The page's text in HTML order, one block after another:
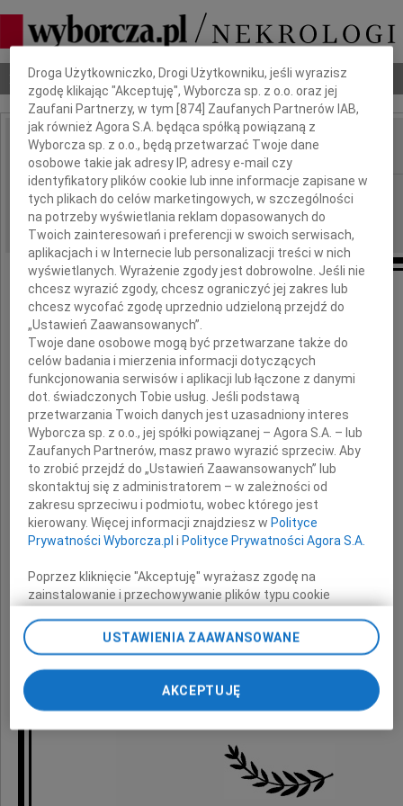
Nekrologi Odeszli Poradnik pogrzebowy
IMIĘ I NAZWISKO:
REGION: Białystok
DATA EMISJI: 14.08.2019
Wyrazy głębokiego współczucia
Panu
Damianowi Raczkowskiemu
z powodu śmierci
Syna
Przewodniczący Rady Miasta Białystok
wraz z Radnymi
Dbamy o Twoją prywatność
Droga Użytkowniczko, Drogi Użytkowniku, jeśli wyrazisz
zgodę klikając "Akceptuję", Wyborcza sp. z o.o. oraz jej
Zaufani Partnerzy, w tym [874 ] Zaufanych Partnerów IAB,
jak również Agora S.A. będąca spółką powiązaną z
Wyborcza sp. z o.o., będą przetwarzać Twoje dane
osobowe takie jak adresy IP, adresy e-mail czy
identyfikatory plików cookie lub inne informacje zapisane w
tych plikach do celów marketingowych, w szczególności
na potrzeby wyświetlania reklam dopasowanych do
Twoich zainteresowań i preferencji w swoich serwisach,
aplikacjach i w Internecie lub personalizacji treści w nich
wyświetlanych. Wyrażenie zgody jest dobrowolne. Jeśli nie
chcesz wyrazić zgody, chcesz ograniczyć jej zakres lub
chcesz wycofać zgodę uprzednio udzieloną przejdź do
„Ustawień Zaawansowanych”.
Twoje dane osobowe mogą być przetwarzane także do
celów badania i mierzenia informacji dotyczących
funkcjonowania serwisów i aplikacji lub łączone z danymi
dot. świadczonych Tobie usług. Jeśli podstawą
przetwarzania Twoich danych jest uzasadniony interes
Wyborcza sp. z o.o., jej spółki powiązanej – Agora S.A. – lub
Zaufanych Partnerów, masz prawo wyrazić sprzeciw. Aby
to zrobić przejdź do „Ustawień Zaawansowanych” lub
skontaktuj się z administratorem – w zależności od
zakresu sprzeciwu i podmiotu, wobec którego jest
kierowany. Więcej informacji znajdziesz w Polityce
Prywatności Wyborcza.pl i Polityce Prywatności Agora S.A.
Poprzez kliknięcie "Akceptuję" wyrażasz zgodę na
zainstalowanie i przechowywanie plików typu cookie
na Twoim urządzeniu końcowym. Możesz też w każdej
chwili zmienić swoje preferencje dot. plików cookie,
ponownie wywołując narzędzie do zarządzania Twoimi
preferencjami dot. przetwarzania danych poprzez
odnośnik „Ustawienia prywatności” w stopce serwisu i
My, nasi Zaufani Partnerzy i Agora S.A. możemy
USTAWIENIA ZAAWANSOWANE
AKCEPTUJĘ